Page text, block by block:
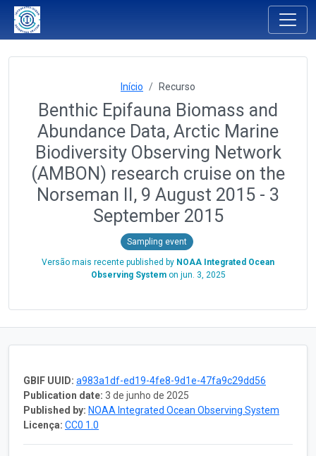
Início Recurso
Benthic Epifauna Biomass and
Abundance Data, Arctic Marine
Biodiversity Observing Network
(AMBON) research cruise on the
Norseman II, 9 August 2015 - 3
September 2015
Sampling event
Versão mais recente published by NOAA Integrated Ocean
Observing Systemon jun. 3, 2025
GBIF UUID: a983a1df-ed19-4fe8-9d1e-47fa9c29dd56
Publication date: 3 de junho de 2025
Published by: NOAA Integrated Ocean Observing System
Licença: CC0 1.0